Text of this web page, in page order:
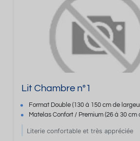
Lit Chambre n°1
Format Double (130 à 150 cm de
Matelas Confort / Premium(26 à 30 cm
Literie confortable et très appréciée